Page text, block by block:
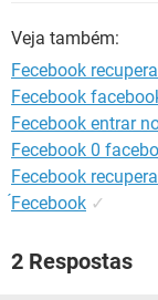
INSTAGRAM
GUIA DE COMPRAS
Veja também:
Fecebook
Fecebook
Fecebook entrar
Fecebook 0
Fecebook
́Fecebook ✓
2 Respostas